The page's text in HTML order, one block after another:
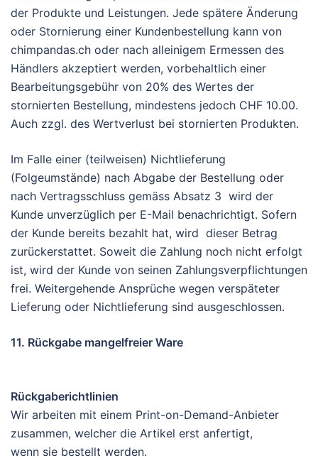
der Produkte und Leistungen. Jede spätere Änderung
oder Stornierung einer Kundenbestellung kann von
chimpandas.ch oder nach alleinigem Ermessen des
Händlers akzeptiert werden, vorbehaltlich einer
Bearbeitungsgebühr von 20% des Wertes der
stornierten Bestellung, mindestens jedoch CHF 10.00.
Auch zzgl. des Wertverlust bei stornierten Produkten.
Im Falle einer (teilweisen) Nichtlieferung
(Folgeumstände) nach Abgabe der Bestellung oder
nach Vertragsschluss gemäss Absatz 3 wird der
Kunde unverzüglich per E-Mail benachrichtigt. Sofern
der Kunde bereits bezahlt hat, wird dieser Betrag
zurückerstattet. Soweit die Zahlung noch nicht erfolgt
ist, wird der Kunde von seinen Zahlungsverpflichtungen
frei. Weitergehende Ansprüche wegen verspäteter
Lieferung oder Nichtlieferung sind ausgeschlossen.
11. Rückgabe mangelfreier Ware
Rückgaberichtlinien
Wir arbeiten mit einem Print-on-Demand-Anbieter
zusammen, welcher die Artikel erst anfertigt,
wenn sie bestellt werden.